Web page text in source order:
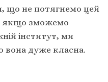
що не потягнемо цей
якщо зможемо
інститут, ми
вона дуже класна.